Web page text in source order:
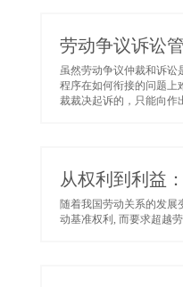
劳动争议诉讼
虽然劳动争议仲裁和诉讼
程序在如何衔接的问题上
裁裁决起诉的，只能向作
从权利到利益
随着我国劳动关系的发展
动基准权利, 而要求超越